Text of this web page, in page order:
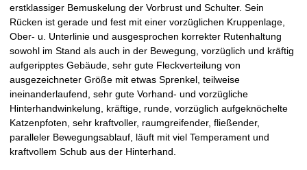
D
a
l
m
a
t
erstklassiger Bemuskelung der Vorbrust und Schulter. Sein
Rücken ist gerade und fest mit einer vorzüglichen Kruppenlage,
Ober- u. Unterlinie und ausgesprochen korrekter Rutenhaltung
sowohl im Stand als auch in der Bewegung, vorzüglich und kräftig
aufgeripptes Gebäude, sehr gute Fleckverteilung von
ausgezeichneter Größe mit etwas Sprenkel, teilweise
ineinanderlaufend, sehr gute Vorhand- und vorzügliche
Hinterhandwinkelung, kräftige, runde, vorzüglich aufgeknöchelte
Katzenpfoten, sehr kraftvoller, raumgreifender, fließender,
paralleler Bewegungsablauf, läuft mit viel Temperament und
kraftvollem Schub aus der Hinterhand.